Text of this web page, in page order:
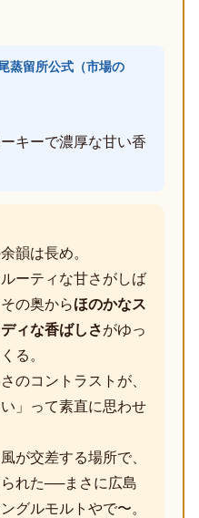
蒸留所公式（市場の
キーで濃厚な甘い香
韻は長め。
ーティな甘さがしば
の奥からほのかなス
ィな香ばしさがゆっ
る。
のコントラストが、
い」って素直に思わせ
が交差する場所で、
れた──まさに広島
グルモルトやで〜。